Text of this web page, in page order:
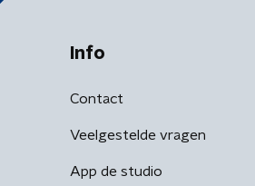
Info
Contact
Veelgestelde vragen
App de studio